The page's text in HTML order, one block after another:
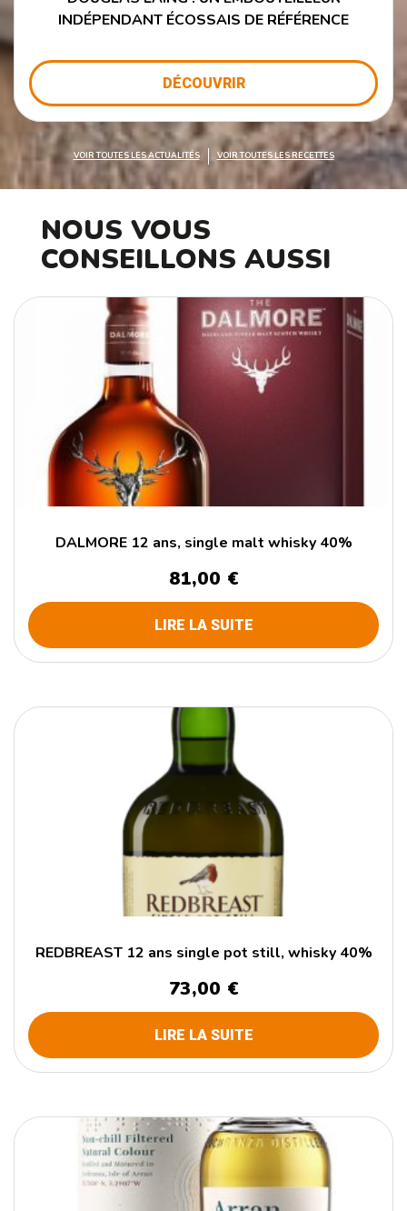
INDÉPENDANT ÉCOSSAIS DE RÉFÉRENCE
DÉCOUVRIR
VOIR TOUTES LES ACTUALITÉS VOIR TOUTES LES RECETTES
NOUS VOUS
CONSEILLONS AUSSI
DALMORE 12 ans, single malt whisky 40%
81,00 €
LIRE LA SUITE
REDBREAST 12 ans single pot still, whisky 40%
73,00 €
LIRE LA SUITE